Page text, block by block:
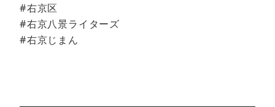
#右京区
#右京八景ライターズ
#右京じまん